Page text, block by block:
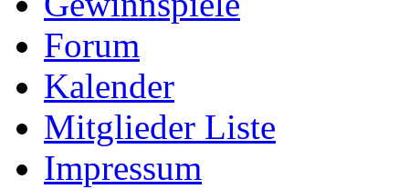
Forum
Kalender
Mitglieder Liste
Impressum